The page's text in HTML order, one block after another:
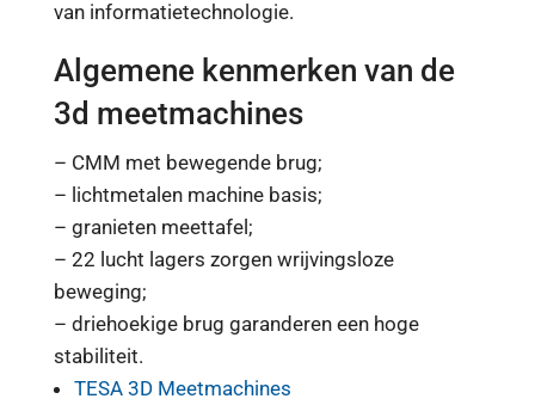
van informatietechnologie.
Algemene kenmerken van de
3d meetmachines
– CMM met bewegende brug;
– lichtmetalen machine basis;
– granieten meettafel;
– 22 lucht lagers zorgen wrijvingsloze
beweging;
– driehoekige brug garanderen een hoge
stabiliteit.
TESA 3D Meetmachines